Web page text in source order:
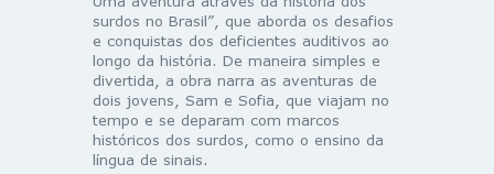
surdos no Brasil”, que aborda os desafios
e conquistas dos deficientes auditivos ao
longo da história. De maneira simples e
divertida, a obra narra as aventuras de
dois jovens, Sam e Sofia, que viajam no
tempo e se deparam com marcos
históricos dos surdos, como o ensino da
língua de sinais.